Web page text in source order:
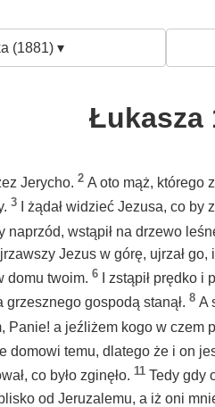
(1881) ▾
Łukasza
Jerycho. 2 A oto mąż, którego
3
I żądał widzieć Jezusa, co by
naprzód, wstąpił na drzewo
Jezus w górę, ujrzał
domu twoim. 6 I zstąpił prędko i
gospodą stanął. 8 A
Panie! a jeźliżem kogo w czem
domowi temu, dlatego że i on
co było zginęło. 11 Tedy gdy
od Jeruzalemu, a iż oni